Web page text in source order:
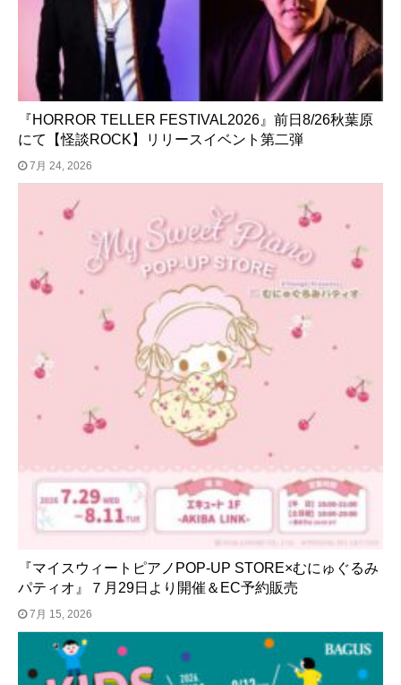
『HORROR TELLER FESTIVAL2026』前日8/26秋葉原
にて【怪談ROCK】リリースイベント第二弾
7月 24, 2026
『マイスウィートピアノPOP-UP STORE×むにゅぐるみ
パティオ』７月29日より開催＆EC予約販売
7月 15, 2026